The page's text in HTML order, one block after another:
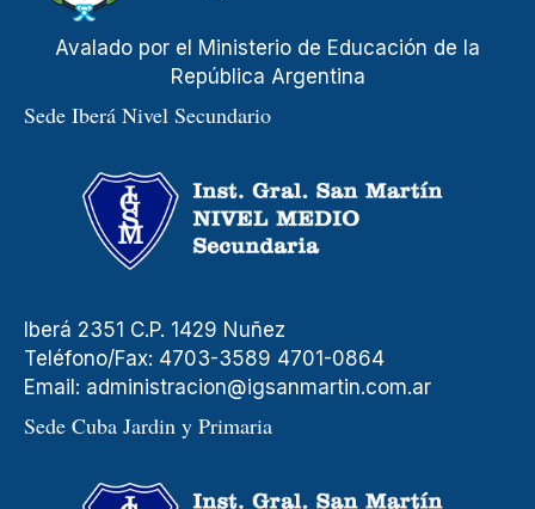
Avalado por el Ministerio de Educación de la
República Argentina
Sede Iberá Nivel Secundario
Iberá 2351 C.P. 1429 Nuñez
Teléfono/Fax: 4703-3589 4701-0864
Email: administracion@igsanmartin.com.ar
Sede Cuba Jardin y Primaria